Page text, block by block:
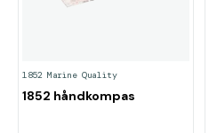
1852 Marine Quality
1852 håndkompas